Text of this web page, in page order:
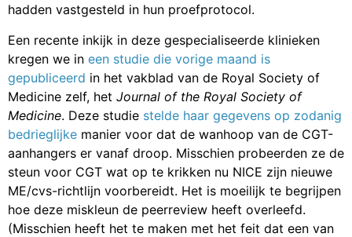
hadden vastgesteld in hun proefprotocol.
Een recente inkijk in deze gespecialiseerde klinieken
kregen we in een studie die vorige maand is
gepubliceerd in het vakblad van de Royal Society of
Medicine zelf, het Journal of the Royal Society of
Medicine. Deze studie stelde haar gegevens op zodanig
bedrieglijke manier voor dat de wanhoop van de CGT-
aanhangers er vanaf droop. Misschien probeerden ze de
steun voor CGT wat op te krikken nu NICE zijn nieuwe
ME/cvs-richtlijn voorbereidt. Het is moeilijk te begrijpen
hoe deze miskleun de peerreview heeft overleefd.
(Misschien heeft het te maken met het feit dat een van